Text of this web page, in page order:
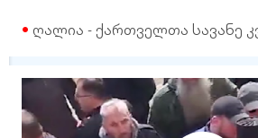
ღალია - ქართველთა სავანე